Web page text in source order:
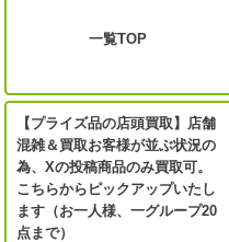
一覧TOP
【プライズ品の店頭買取】店舗
混雑＆買取お客様が並ぶ状況の
為、Xの投稿商品のみ買取可。
こちらからピックアップいたし
ます（お一人様、一グループ20
点まで）